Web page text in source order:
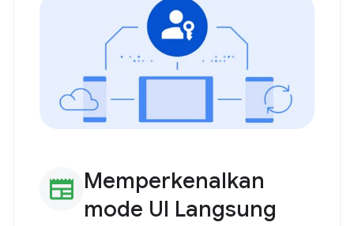
newspaper Memperkenalkan
mode UI Langsung